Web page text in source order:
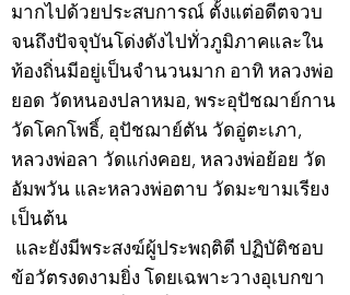
มากไปด้วยประสบการณ์ ตั้งแต่อดีตจวบ
จนถึงปัจจุบันโด่งดังไปทั่วภูมิภาคและใน
ท้องถิ่นมีอยู่เป็นจำนวนมาก อาทิ หลวงพ่อ
ยอด วัดหนองปลาหมอ, พระอุปัชฌาย์กาน
วัดโคกโพธิ์, อุปัชฌาย์ตัน วัดอู่ตะเภา,
หลวงพ่อลา วัดแก่งคอย, หลวงพ่อย้อย วัด
อัมพวัน และหลวงพ่อตาบ วัดมะขามเรียง
เป็นต้น
และยังมีพระสงฆ์ผู้ประพฤติดี ปฏิบัติชอบ
ข้อวัตรงดงามยิ่ง โดยเฉพาะวางอุเบกขา